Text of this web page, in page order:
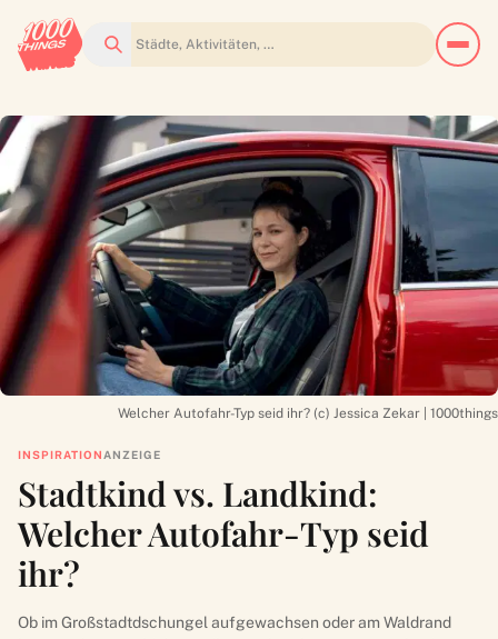
Suchen
Welcher Autofahr-Typ seid ihr? (c) Jessica Zekar | 1000things
INSPIRATION ANZEIGE
Stadtkind vs. Landkind:
Welcher Autofahr-Typ seid
ihr?
Ob im Großstadtdschungel aufgewachsen oder am Waldrand